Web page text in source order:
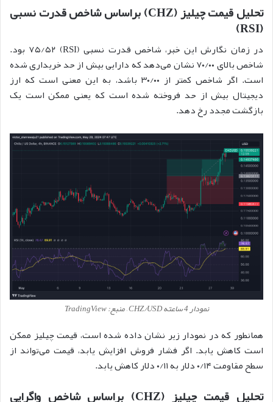
تحلیل قیمت چیلیز (CHZ) براساس شاخص قدرت نسبی
(RSI)
در زمان نگارش این خبر، شاخص قدرت نسبی (RSI) ۷۵/۵۲ بود.
شاخص بالای ۷۰/۰۰ نشان می‌دهد که دارایی بیش از حد خریداری شده
است. اگر شاخص کمتر از ۳۰/۰۰ باشد، به این معنی است که ارز
دیجیتال بیش از حد فروخته شده است که یعنی ممکن است یک
بازگشت مجدد رخ دهد.
نمودار 4 ساعته CHZ/USD – منبع: TradingView
همانطور که در نمودار زیر نشان داده شده است، قیمت چیلیز ممکن
است کاهش یابد. اگر فشار فروش افزایش یابد، قیمت می‌تواند از
سطح مقاومت ۰/۱۴ دلار به ۰/۱۱ دلار کاهش یابد.
تحلیل قیمت چیلیز (CHZ) براساس شاخص واگرایی